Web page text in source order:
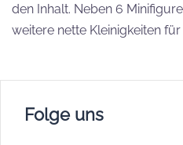
den Inhalt. Neben 6
weitere nette Kleinigkeiten
Folge uns